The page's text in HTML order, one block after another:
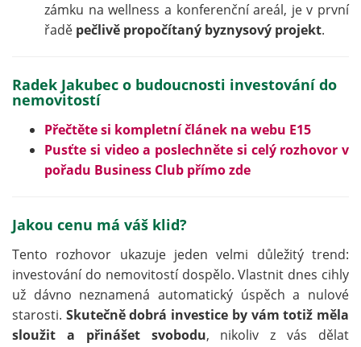
zámku na wellness a konferenční areál, je v první
řadě pečlivě propočítaný byznysový projekt.
Radek Jakubec o budoucnosti investování do
nemovitostí
Přečtěte si kompletní článek na webu E15
Pusťte si video a poslechněte si celý rozhovor v
pořadu Business Club přímo zde
Jakou cenu má váš klid?
Tento rozhovor ukazuje jeden velmi důležitý trend:
investování do nemovitostí dospělo. Vlastnit dnes cihly
už dávno neznamená automatický úspěch a nulové
starosti. Skutečně dobrá investice by vám totiž měla
sloužit a přinášet svobodu, nikoliv z vás dělat